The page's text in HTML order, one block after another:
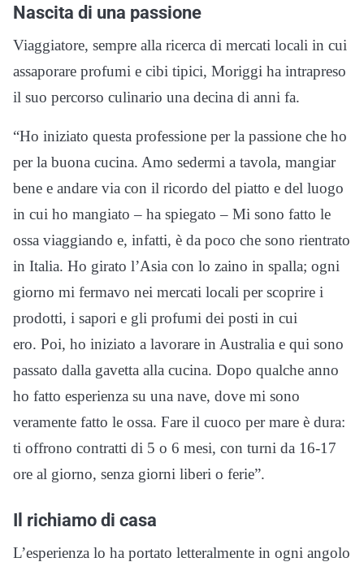
Nascita di una passione
Viaggiatore, sempre alla ricerca di mercati locali in cui
assaporare profumi e cibi tipici, Moriggi ha intrapreso
il suo percorso culinario una decina di anni fa.
“Ho iniziato questa professione per la passione che ho
per la buona cucina. Amo sedermi a tavola, mangiar
bene e andare via con il ricordo del piatto e del luogo
in cui ho mangiato – ha spiegato – Mi sono fatto le
ossa viaggiando e, infatti, è da poco che sono rientrato
in Italia. Ho girato l’Asia con lo zaino in spalla; ogni
giorno mi fermavo nei mercati locali per scoprire i
prodotti, i sapori e gli profumi dei posti in cui
ero. Poi, ho iniziato a lavorare in Australia e qui sono
passato dalla gavetta alla cucina. Dopo qualche anno
ho fatto esperienza su una nave, dove mi sono
veramente fatto le ossa. Fare il cuoco per mare è dura:
ti offrono contratti di 5 o 6 mesi, con turni da 16-17
ore al giorno, senza giorni liberi o ferie”.
Il richiamo di casa
L’esperienza lo ha portato letteralmente in ogni angolo